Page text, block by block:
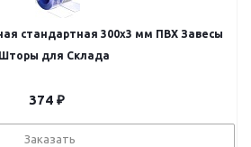
стандартная 300x3 мм ПВХ Завесы
Шторы для Склада
374₽
Заказать